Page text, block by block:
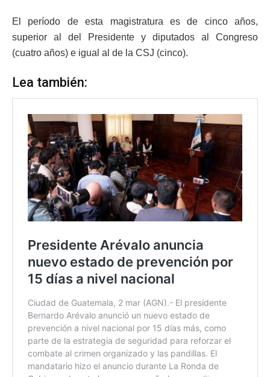
El período de esta magistratura es de cinco años,
superior al del Presidente y diputados al Congreso
(cuatro años) e igual al de la CSJ (cinco).
Lea también: